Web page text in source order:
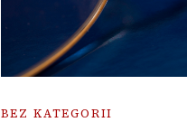
BEZ KATEGORII